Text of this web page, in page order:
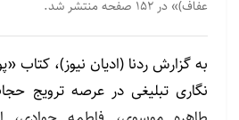
عفاف)» در ۱۵۲ صفحه منتشر شد.
به گزارش ردنا (ادیان نیوز)،
نگاری تبلیغی در عرصه ترویج